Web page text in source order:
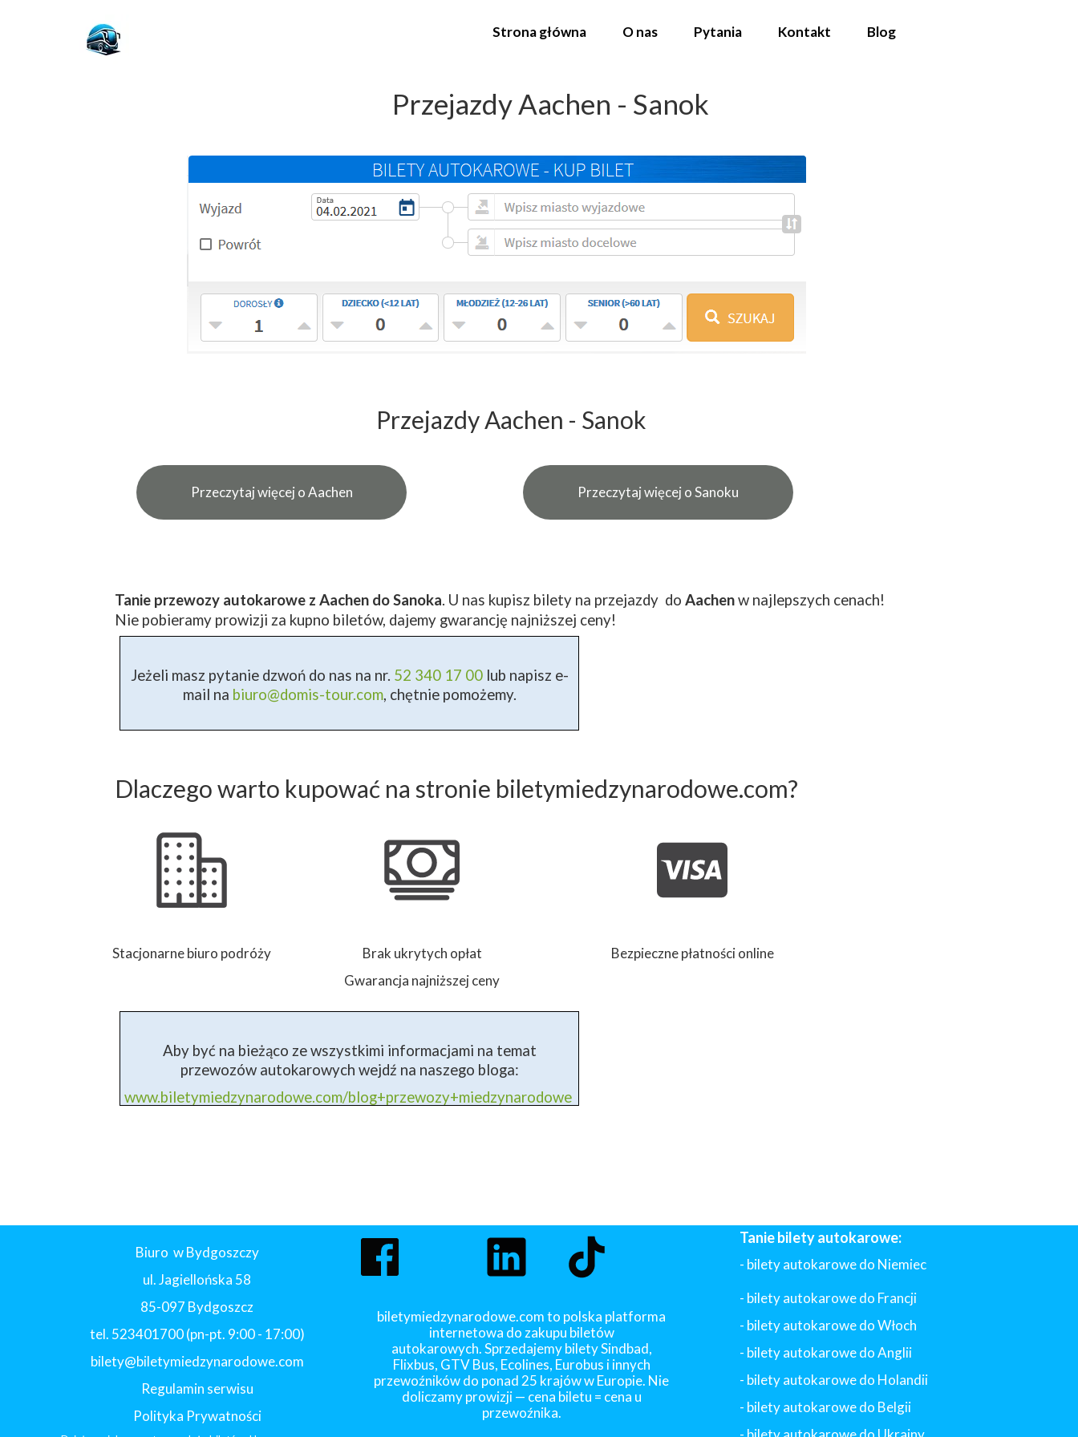
Przeczytaj więcej o Aachen
Bezpieczne płatności online
Brak ukrytych opłat
Gwarancja najniższej ceny
Stacjonarne biuro podróży
Przeczytaj więcej o Sanoku
Przejazdy Aachen - Sanok
Tanie przewozy autokarowe z Aachen do Sanoka. U nas kupisz bilety na przejazdy do Aachenw najlepszych cenach!
Nie pobieramy prowizji za kupno biletów, dajemy gwarancję najniższej ceny!
Jeżeli masz pytanie dzwoń do nas na nr. 52 340 17 00lub napisz e-
mail na biuro@domis-tour.com, chętnie pomożemy.
Dlaczego warto kupować na stronie biletymiedzynarodowe.com?
Aby być na bieżąco ze wszystkimi informacjami na temat
przewozów autokarowych wejdź na naszego bloga:
www.biletymiedzynarodowe.com/blog+przewozy+miedzynarodowe
Przejazdy Aachen - Sanok
Strona główna O nas Pytania Kontakt Blog
biletymiedzynarodowe.com to polska platforma
internetowa do zakupu biletów
autokarowych. Sprzedajemy bilety Sindbad,
Flixbus, GTV Bus, Ecolines, Eurobus i innych
przewoźników do ponad 25 krajów w Europie. Nie
doliczamy prowizji — cena biletu = cena u
przewoźnika.
Tanie bilety autokarowe:
- bilety autokarowe do Niemiec
- bilety autokarowe do Francji
- bilety autokarowe do Włoch
- bilety autokarowe do Anglii
- bilety autokarowe do Holandii
- bilety autokarowe do Belgii
Biuro w Bydgoszczy
ul. Jagiellońska 58
85-097 Bydgoszcz
tel. 523401700 (pn-pt. 9:00 - 17:00)
bilety@biletymiedzynarodowe.com
Regulamin serwisu
Polityka Prywatności